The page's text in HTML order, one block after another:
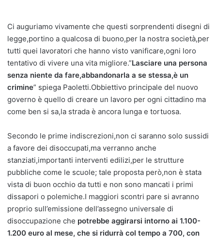
Ci auguriamo vivamente che questi sorprendenti disegni di
legge,portino a qualcosa di buono,per la nostra società,per
tutti quei lavoratori che hanno visto vanificare,ogni loro
tentativo di vivere una vita migliore.”Lasciare una persona
senza niente da fare,abbandonarla a se stessa,è un
crimine” spiega Paoletti.Obbiettivo principale del nuovo
governo è quello di creare un lavoro per ogni cittadino ma
come ben si sa,la strada è ancora lunga e tortuosa.
Secondo le prime indiscrezioni,non ci saranno solo sussidi
a favore dei disoccupati,ma verranno anche
stanziati,importanti interventi edilizi,per le strutture
pubbliche come le scuole; tale proposta però,non è stata
vista di buon occhio da tutti e non sono mancati i primi
dissapori o polemiche.I maggiori scontri pare si avranno
proprio sull’emissione dell’assegno universale di
disoccupazione che potrebbe aggirarsi intorno ai 1.100-
1.200 euro al mese, che si ridurrà col tempo a 700, con